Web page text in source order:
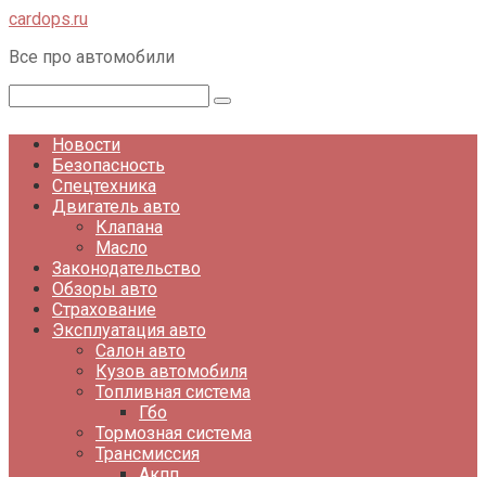
Перейти
контенту
cardops.ru
Все про автомобили
Новости
Безопасность
Спецтехника
Двигатель авто
Клапана
Масло
Законодательство
Обзоры авто
Страхование
Эксплуатация авто
Салон авто
Кузов автомобиля
Топливная система
Гбо
Тормозная система
Трансмиссия